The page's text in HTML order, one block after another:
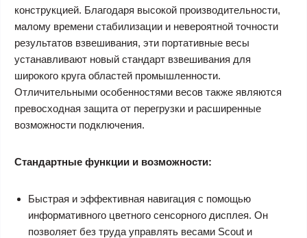
конструкцией. Благодаря высокой производительности,
малому времени стабилизации и невероятной точности
результатов взвешивания, эти портативные весы
устанавливают новый стандарт взвешивания для
широкого круга областей промышленности.
Отличительными особенностями весов также являются
превосходная защита от перегрузки и расширенные
возможности подключения.
Стандартные функции и возможности:
Быстрая и эффективная навигация с помощью
информативного цветного сенсорного дисплея. Он
позволяет без труда управлять весами Scout и